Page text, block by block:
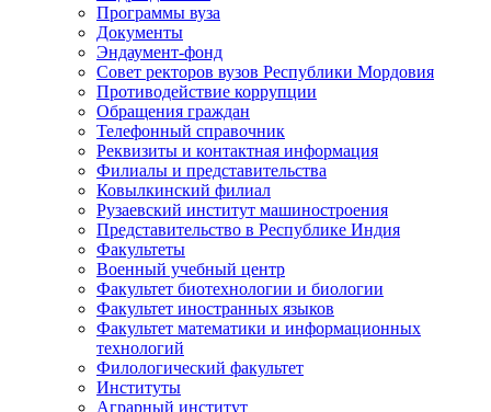
Программы вуза
Документы
Эндаумент-фонд
Совет ректоров вузов Республики Мордовия
Противодействие коррупции
Обращения граждан
Телефонный справочник
Реквизиты и контактная информация
Филиалы и представительства
Ковылкинский филиал
Рузаевский институт машиностроения
Представительство в Республике Индия
Факультеты
Военный учебный центр
Факультет биотехнологии и биологии
Факультет иностранных языков
Факультет математики и информационных
технологий
Филологический факультет
Институты
Аграрный институт